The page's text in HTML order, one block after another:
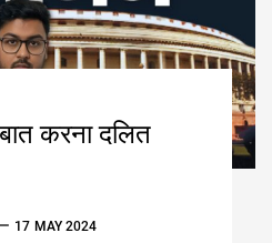
करना दलित
17 MAY 2024